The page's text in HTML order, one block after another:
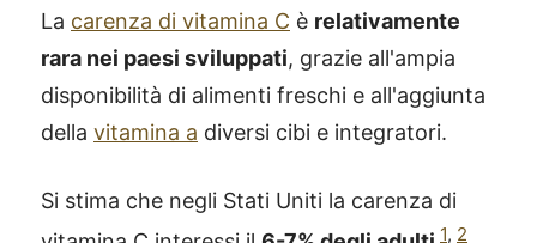
La carenza di vitamina C è relativamente
rara nei paesi sviluppati, grazie all'ampia
disponibilità di alimenti freschi e all'aggiunta
della vitamina a diversi cibi e integratori.
Si stima che negli Stati Uniti la carenza di
1, 2